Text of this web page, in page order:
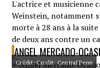
L'actrice et musicienne
Weinstein, notamment
morte à 28 ans à la
de deux ans contre un
ANGEL MERCADO-
Crédit: Credit: Central Penn